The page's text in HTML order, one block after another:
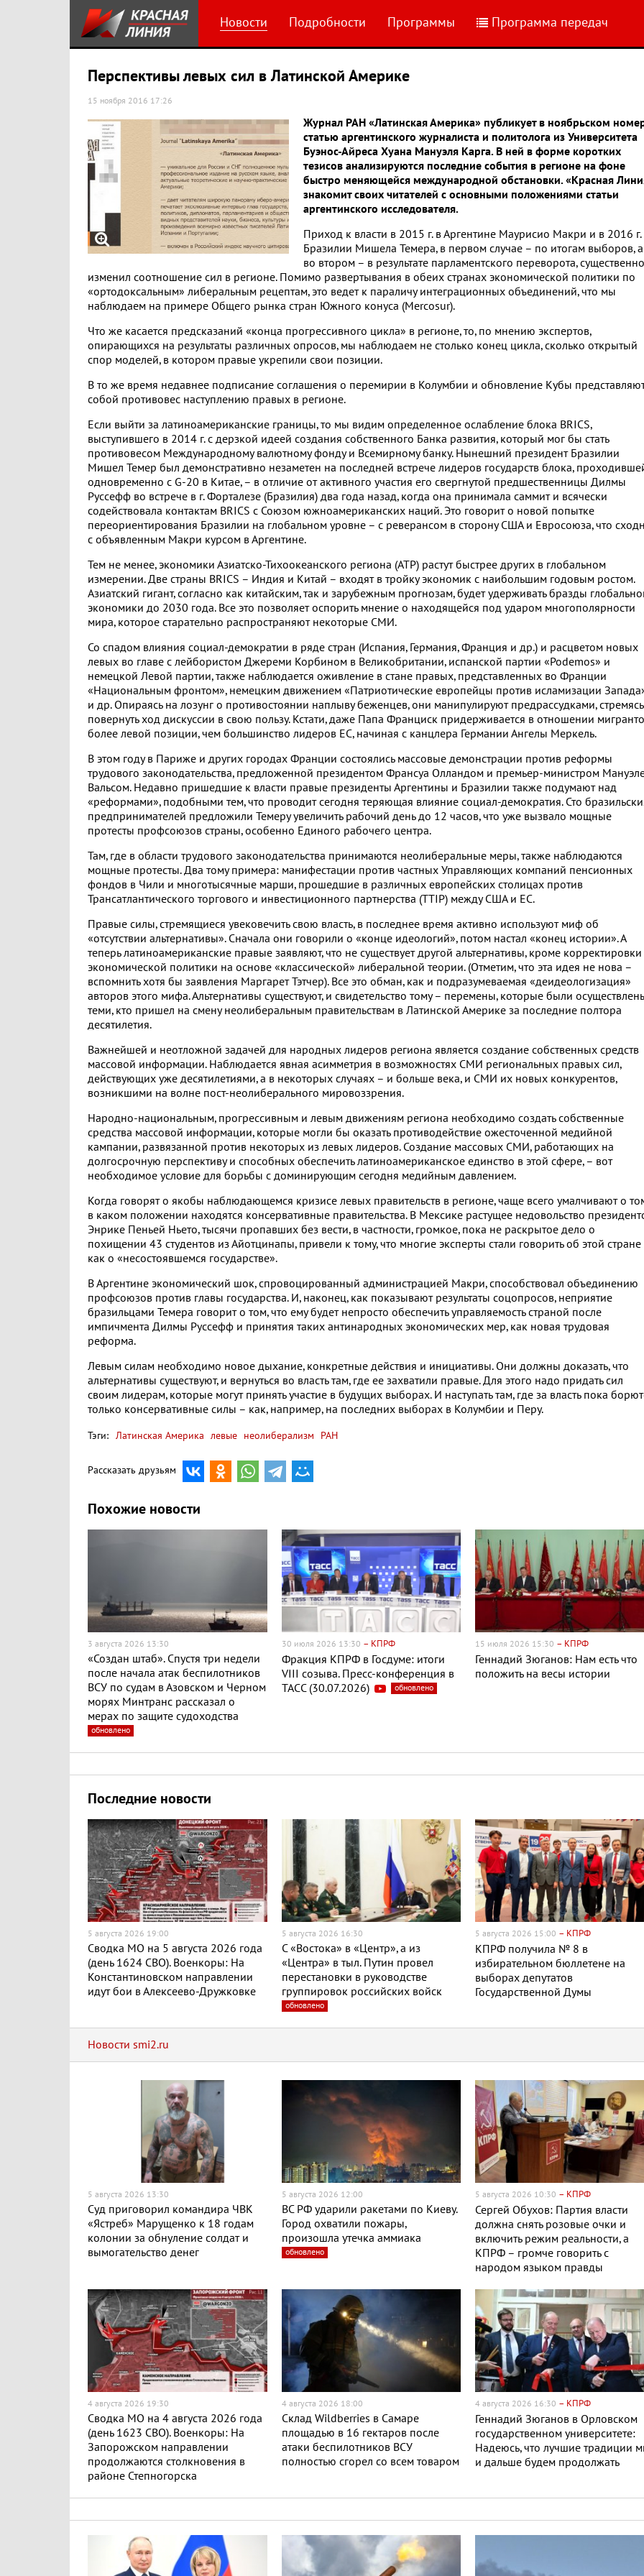
Новости Подробности Программы Программа передач
Перспективы левых сил в Латинской Америке
15 ноября 2016 17:26
Журнал РАН «Латинская Америка» публикует в ноябрьском
статью аргентинского журналиста и политолога из Университета
Буэнос-Айреса Хуана Мануэля Карга. В ней в форме коротких
тезисов анализируются последние события в регионе на фоне
быстро меняющейся международной обстановки. «Красная
знакомит своих читателей с основными положениями статьи
аргентинского исследователя.
Приход к власти в 2015 г. в Аргентине Маурисио Макри и в 2016 г.
Бразилии Мишела Темера, в первом случае – по итогам выборов, а
во втором – в результате парламентского переворота, существенно
изменил соотношение сил в регионе. Помимо развертывания в обеих странах экономической политики по
«ортодоксальным» либеральным рецептам, это ведет к параличу интеграционных объединений, что мы
наблюдаем на примере Общего рынка стран Южного конуса (Mercosur).
Что же касается предсказаний «конца прогрессивного цикла» в регионе, то, по мнению экспертов,
опирающихся на результаты различных опросов, мы наблюдаем не столько конец цикла, сколько открытый
спор моделей, в котором правые укрепили свои позиции.
В то же время недавнее подписание соглашения о перемирии в Колумбии и обновление Кубы
собой противовес наступлению правых в регионе.
Если выйти за латиноамериканские границы, то мы видим определенное ослабление блока BRICS,
выступившего в 2014 г. с дерзкой идеей создания собственного Банка развития, который мог бы стать
противовесом Международному валютному фонду и Всемирному банку. Нынешний президент Бразилии
Мишел Темер был демонстративно незаметен на последней встрече лидеров государств блока,
одновременно с G-20 в Китае, – в отличие от активного участия его свергнутой предшественницы Дилмы
Руссефф во встрече в г. Форталезе (Бразилия) два года назад, когда она принимала саммит и всячески
содействовала контактам BRICS с Союзом южноамериканских наций. Это говорит о новой попытке
переориентирования Бразилии на глобальном уровне – с реверансом в сторону США и Евросоюза, что
с объявленным Макри курсом в Аргентине.
Тем не менее, экономики Азиатско-Тихоокеанского региона (АТР) растут быстрее других в глобальном
измерении. Две страны BRICS – Индия и Китай – входят в тройку экономик с наибольшим годовым ростом.
Азиатский гигант, согласно как китайским, так и зарубежным прогнозам, будет удерживать бразды
экономики до 2030 года. Все это позволяет оспорить мнение о находящейся под ударом многополярности
мира, которое старательно распространяют некоторые СМИ.
Со спадом влияния социал-демократии в ряде стран (Испания, Германия, Франция и др.) и расцветом новых
левых во главе с лейбористом Джереми Корбином в Великобритании, испанской партии «Podemos» и
немецкой Левой партии, также наблюдается оживление в стане правых, представленных во Франции
«Национальным фронтом», немецким движением «Патриотические европейцы против исламизации
и др. Опираясь на лозунг о противостоянии наплыву беженцев, они манипулируют предрассудками, стремясь
повернуть ход дискуссии в свою пользу. Кстати, даже Папа Франциск придерживается в отношении
более левой позиции, чем большинство лидеров ЕС, начиная с канцлера Германии Ангелы Меркель.
В этом году в Париже и других городах Франции состоялись массовые демонстрации против реформы
трудового законодательства, предложенной президентом Франсуа Олландом и премьер-министром
Вальсом. Недавно пришедшие к власти правые президенты Аргентины и Бразилии также подумают над
«реформами», подобными тем, что проводит сегодня теряющая влияние социал-демократия. Сто
предпринимателей предложили Темеру увеличить рабочий день до 12 часов, что уже вызвало мощные
протесты профсоюзов страны, особенно Единого рабочего центра.
Там, где в области трудового законодательства принимаются неолиберальные меры, также наблюдаются
мощные протесты. Два тому примера: манифестации против частных Управляющих компаний пенсионных
фондов в Чили и многотысячные марши, прошедшие в различных европейских столицах против
Трансатлантического торгового и инвестиционного партнерства (TTIP) между США и ЕС.
Правые силы, стремящиеся увековечить свою власть, в последнее время активно используют миф об
«отсутствии альтернативы». Сначала они говорили о «конце идеологий», потом настал «конец истории». А
теперь латиноамериканские правые заявляют, что не существует другой альтернативы, кроме корректировки
экономической политики на основе «классической» либеральной теории. (Отметим, что эта идея не нова –
вспомнить хотя бы заявления Маргарет Тэтчер). Все это обман, как и подразумеваемая «деидеологизация»
авторов этого мифа. Альтернативы существуют, и свидетельство тому – перемены, которые были
теми, кто пришел на смену неолиберальным правительствам в Латинской Америке за последние полтора
десятилетия.
Важнейшей и неотложной задачей для народных лидеров региона является создание собственных средств
массовой информации. Наблюдается явная асимметрия в возможностях СМИ региональных правых сил,
действующих уже десятилетиями, а в некоторых случаях – и больше века, и СМИ их новых конкурентов,
возникшими на волне пост-неолиберального мировоззрения.
Народно-национальным, прогрессивным и левым движениям региона необходимо создать собственные
средства массовой информации, которые могли бы оказать противодействие ожесточенной медийной
кампании, развязанной против некоторых из левых лидеров. Создание массовых СМИ, работающих на
долгосрочную перспективу и способных обеспечить латиноамериканское единство в этой сфере, – вот
необходимое условие для борьбы с доминирующим сегодня медийным давлением.
Когда говорят о якобы наблюдающемся кризисе левых правительств в регионе, чаще всего умалчивают о
в каком положении находятся консервативные правительства. В Мексике растущее недовольство
Энрике Пеньей Ньето, тысячи пропавших без вести, в частности, громкое, пока не раскрытое дело о
похищении 43 студентов из Айотцинапы, привели к тому, что многие эксперты стали говорить об этой стране
как о «несостоявшемся государстве».
В Аргентине экономический шок, спровоцированный администрацией Макри, способствовал объединению
профсоюзов против главы государства. И, наконец, как показывают результаты соцопросов, неприятие
бразильцами Темера говорит о том, что ему будет непросто обеспечить управляемость страной после
импичмента Дилмы Руссефф и принятия таких антинародных экономических мер, как новая трудовая
реформа.
Левым силам необходимо новое дыхание, конкретные действия и инициативы. Они должны доказать, что
альтернативы существуют, и вернуться во власть там, где ее захватили правые. Для этого надо придать сил
своим лидерам, которые могут принять участие в будущих выборах. И наступать там, где за власть пока
только консервативные силы – как, например, на последних выборах в Колумбии и Перу.
Тэги: Латинская Америка левые неолиберализм РАН
Рассказать друзьям
Похожие новости
3 августа 2026 13:30
«Создан штаб». Спустя три недели
после начала атак беспилотников
ВСУ по судам в Азовском и Черном
морях Минтранс рассказал о
мерах по защите судоходства
обновлено
30 июля 2026 13:30 – КПРФ
Фракция КПРФ в Госдуме: итоги
VIII созыва. Пресс-конференция в
ТАСС (30.07.2026)
обновлено
15 июля 2026 15:30 – КПРФ
Геннадий Зюганов: Нам есть что
положить на весы истории
Последние новости
5 августа 2026 19:00
Сводка МО на 5 августа 2026 года
(день 1624 СВО). Военкоры: На
Константиновском направлении
идут бои в Алексеево-Дружковке
5 августа 2026 16:30
С «Востока» в «Центр», а из
«Центра» в тыл. Путин провел
перестановки в руководстве
группировок российских войск
обновлено
5 августа 2026 15:00 – КПРФ
КПРФ получила № 8 в
избирательном бюллетене на
выборах депутатов
Государственной Думы
Новости smi2.ru
5 августа 2026 13:30
Суд приговорил командира ЧВК
«Ястреб» Марущенко к 18 годам
колонии за обнуление солдат и
вымогательство денег
5 августа 2026 12:00
ВС РФ ударили ракетами по Киеву.
Город охватили пожары,
произошла утечка аммиака
обновлено
5 августа 2026 10:30 – КПРФ
Сергей Обухов: Партия власти
должна снять розовые очки и
включить режим реальности, а
КПРФ – громче говорить с
народом языком правды
4 августа 2026 19:30
Сводка МО на 4 августа 2026 года
(день 1623 СВО). Военкоры: На
Запорожском направлении
продолжаются столкновения в
районе Степногорска
4 августа 2026 18:00
Склад Wildberries в Самаре
площадью в 16 гектаров после
атаки беспилотников ВСУ
полностью сгорел со всем товаром
4 августа 2026 16:30 – КПРФ
Геннадий Зюганов в Орловском
государственном университете:
Надеюсь, что лучшие традиции
и дальше будем продолжать